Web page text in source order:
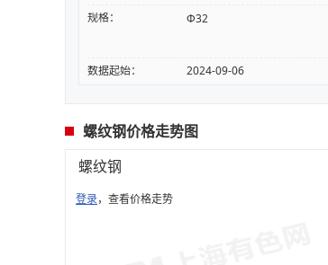
规格：
Φ32
数据起始： 2024-09-06
螺纹钢价格走势图
螺纹钢
登录，查看价格走势